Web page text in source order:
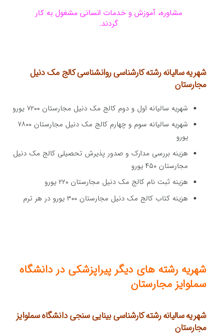
مشاوره، آموزش و خدمات انسانی مشغول به کار
گردند.
شهریه سالیانه رشته کارشناسی روانشناسی کالج مک دنیل
مجارستان
شهریه سالیانه اول و دوم کالج مک دنیل مجارستان ۷۲۰۰ یورو
شهریه سالیانه سوم و چهارم کالج مک دنیل مجارستان ۷۸۰۰
یورو
هزینه بررسی مدارک و صدور پذیرش تحصیلی کالج مک دنیل
مجارستان ۴۵۰ یورو
هزینه ثبت نام کالج مک دنیل مجارستان ۲۲۰ یورو
هزینه کتاب کالج مک دنیل مجارستان ۳۰۰ یورو در هر ترم
شهریه رشته های دیگر پیراپزشکی در دانشگاه
سملوایز مجارستان
شهریه سالیانه رشته کارشناسی بینایی سنجیدانشگاه سملوایز
مجارستان